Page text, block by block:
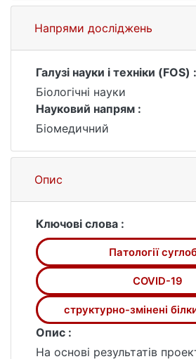
Напрями досліджень
Галузі науки і техніки (FOS) :
Біологічні науки
Науковий напрям :
Біомедичний
Опис
Ключові слова :
Патології
COVID-19
структурно-змінені
Опис :
На основі результатів